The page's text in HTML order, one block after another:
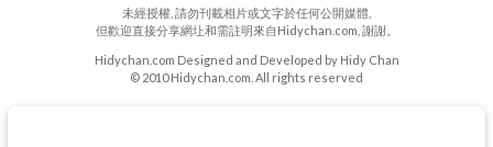
未經授權, 請勿刊載相片或文字於任何公開媒體,
但歡迎直接分享網圵和需註明來自Hidychan.com, 謝謝。
Hidychan.com Designed and Developed by Hidy Chan
© 2010 Hidychan.com. All rights reserved